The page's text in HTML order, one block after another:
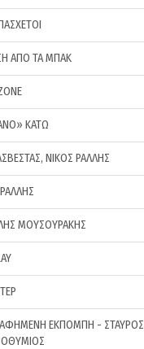
ΑΠΟ ΤΑ ΜΠΑΚ
ΚΑΤΩ
ΝΙΚΟΣ ΡΑΛΛΗΣ
ΜΟΥΣΟΥΡΑΚΗΣ
ΕΚΠΟΜΠΗ - ΣΤΑΥΡΟΣ